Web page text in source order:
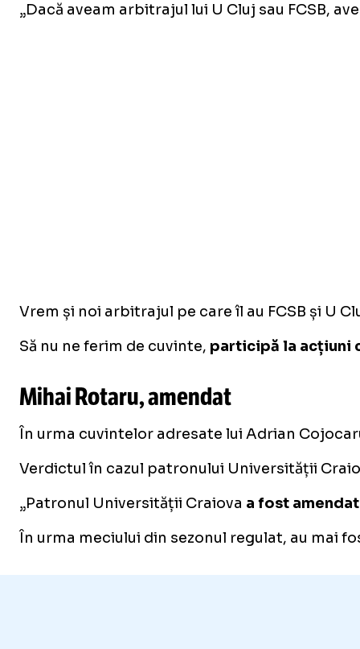
„Dacă aveam arbitrajul lui U Cluj sau FCSB,
Vrem și noi arbitrajul pe care îl au FCSB și U
Să nu ne ferim de cuvinte, participă la acțiuni
Mihai Rotaru, amendat
În urma cuvintelor adresate lui Adrian
Verdictul în cazul patronului Universității
„Patronul Universității Craiova a fost
În urma meciului din sezonul regulat, au mai